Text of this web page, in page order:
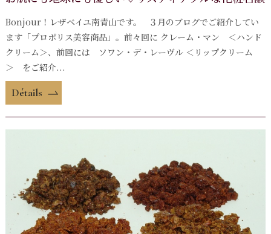
Bonjour！レザベイユ南青山です。 ３月のブログでご紹介してい
ます「プロポリス美容商品」。前々回に クレーム・マン ＜ハンド
クリーム＞、前回には ソワン・デ・レーヴル ＜リップクリーム
＞ をご紹介...
Détails